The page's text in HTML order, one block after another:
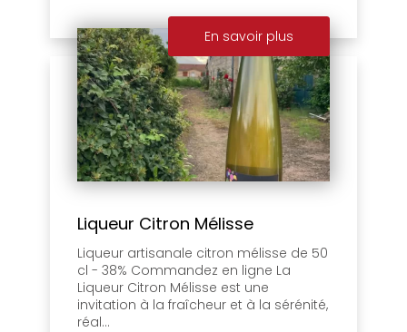
En savoir plus
Liqueur Citron Mélisse
Liqueur artisanale citron mélisse de 50
cl - 38% Commandez en ligne La
Liqueur Citron Mélisse est une
invitation à la fraîcheur et à la sérénité,
réal...